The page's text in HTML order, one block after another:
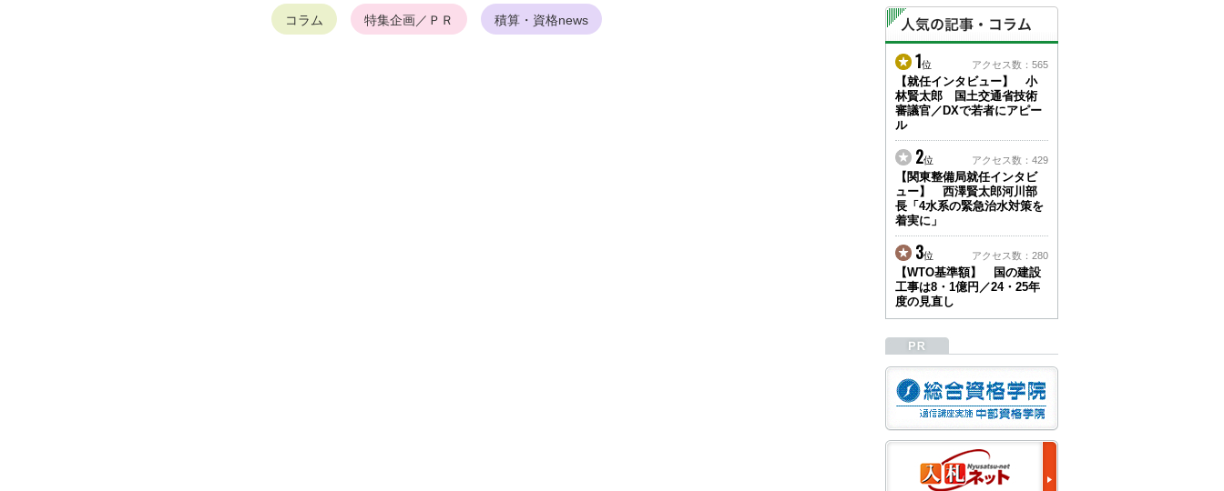
コラム 特集企画／ＰＲ 積算・資格news
なお、情報は８月１７日
(月)より登録されます。
2026/04/23
●ゴールデンウィークに
伴う情報更新停止のお知
らせ(05/02～05/10)●
ユーザー各位
建設資料館をご利用いた
だき、誠に有難うござい
ます。
下記の期間につきまし
て、弊社休業のため情報
更新を停止させていただ
きます。
【期間】５月２日(土)～
５月１０日(日)
上記の期間、情報の更新
がされませんので、ご了
い申し上げます。
から通常通り運営いたし
ます。
2025/12/22
●年末年始に伴う情報更
新停止のお知らせ●
建設資料館をご利用いた
1位 アクセス数：565
【就任インタビュー】 小
林賢太郎 国土交通省技術
審議官／DXで若者にアピー
ル
2位 アクセス数：429
【関東整備局就任インタビ
ュー】 西澤賢太郎河川部
長「4水系の緊急治水対策を
着実に」
3位 アクセス数：280
【WTO基準額】 国の建設
工事は8・1億円／24・25年
度の見直し